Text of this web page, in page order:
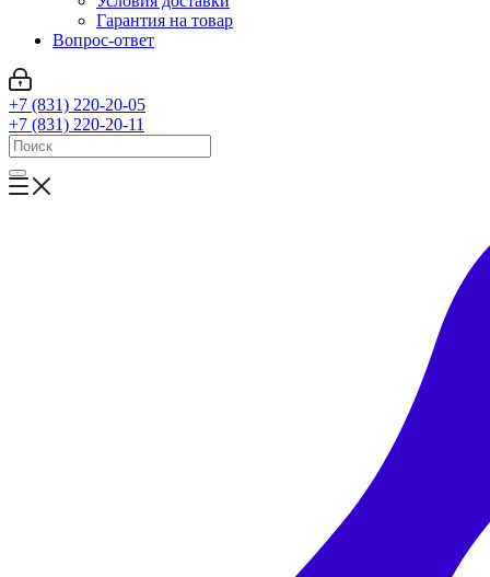
Гарантия на товар
Вопрос-ответ
+7 (831) 220-20-05
+7 (831) 220-20-11